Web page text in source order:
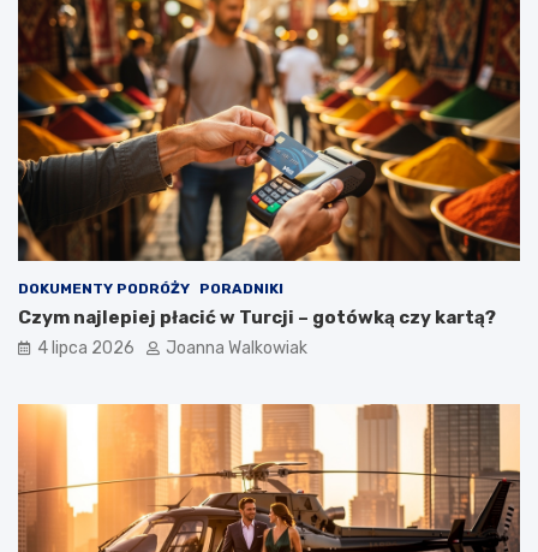
DOKUMENTY PODRÓŻY PORADNIKI
Czym najlepiej płacić w Turcji – gotówką czy kartą?
4 lipca 2026 Joanna Walkowiak